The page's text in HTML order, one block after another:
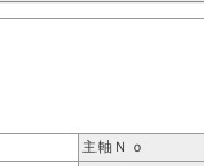
主軸Ｎｏ